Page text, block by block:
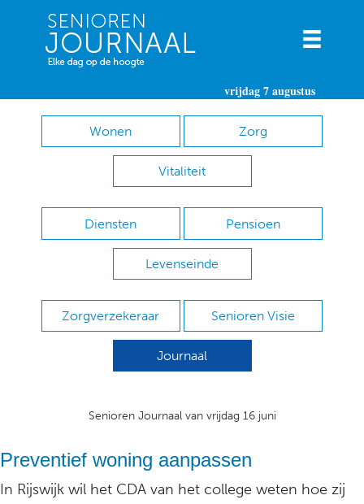
vrijdag 7 augustus
Wonen Zorg
Vitaliteit
Diensten Pensioen
Levenseinde
Zorgverzekeraar Senioren Visie
Journaal
Senioren Journaal van vrijdag 16 juni
Preventief woning aanpassen
In Rijswijk wil het CDA van het college weten hoe zij